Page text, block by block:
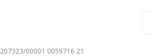
207323/00001 0059716 21